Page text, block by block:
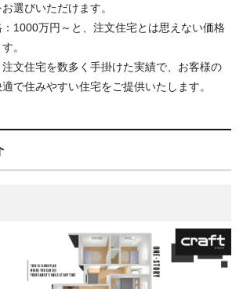
選びいただけます。
：1000万円～と、注文住宅とは思えない価格
。
文住宅を数多く手掛けた実績で、お客様の
で住みやすい住宅をご提供いたします。